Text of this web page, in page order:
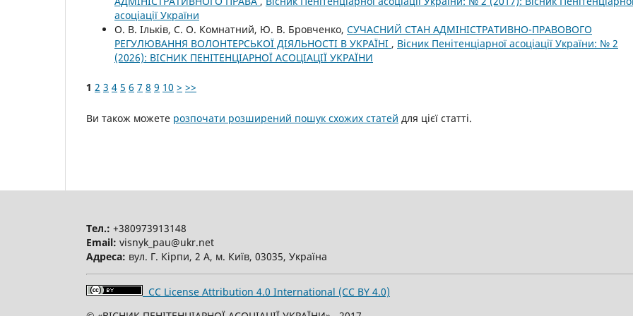
асоціації України
О. В. Ільків, С. О. Комнатний, Ю. В. Бровченко, СУЧАСНИЙ СТАН АДМІНІСТРАТИВНО-ПРАВОВОГО
РЕГУЛЮВАННЯ ВОЛОНТЕРСЬКОЇ ДІЯЛЬНОСТІ В УКРАЇНІ , Вісник Пенітенціарної асоціації України: № 2
(2026): ВІСНИК ПЕНІТЕНЦІАРНОЇ АСОЦІАЦІЇ УКРАЇНИ
1 2 3 4 5 6 7 8 9 10 > >>
Ви також можете розпочати розширений пошук схожих статей для цієї статті.
Тел.: +380973913148
Email: visnyk_pau@ukr.net
Адреса: вул. Г. Кірпи, 2 А, м. Київ, 03035, Україна
CC License Attribution 4.0 International (CC BY 4.0)